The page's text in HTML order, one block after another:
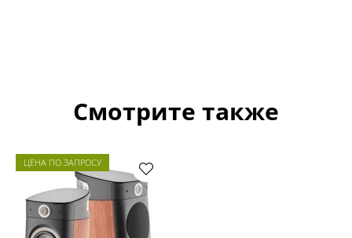
Смотрите также
ЦЕНА ПО ЗАПРОСУ